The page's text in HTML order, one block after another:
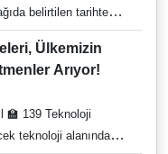
detaylı
cevap verilmesi
belirtilen tarihte
İlgi Çekici Dersler
Adı:
Çekici Dersler
ve derste etkili
Arıyor!
teknoloji alanında